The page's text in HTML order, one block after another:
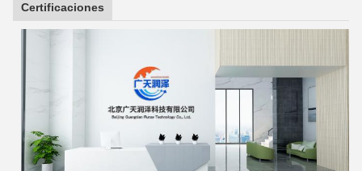
Certificaciones